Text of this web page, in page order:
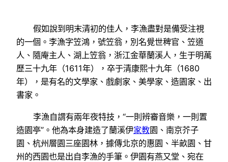
假如說到明末清初的佳人，李漁盡對是備受注視
的一個。李漁字笠鴻，號笠翁，別名覺世稗官、笠道
人、隨庵主人、湖上笠翁，浙江金華蘭溪人，生于明萬
歷三十九年（1611年），卒于清康熙十九年（1680
年），是有名的文學家、戲劇家、美學家、造園家、出
書家。
李漁自謂有兩年夜特技，“一則辨審音樂，一則置
造園亭”。他為本身建造了蘭溪伊家教園、南京芥子
園、杭州層園三座園林，據傳北京的惠園、半畝園、甘
州的西園也是出自李漁的手筆。伊園有燕又堂、宛在